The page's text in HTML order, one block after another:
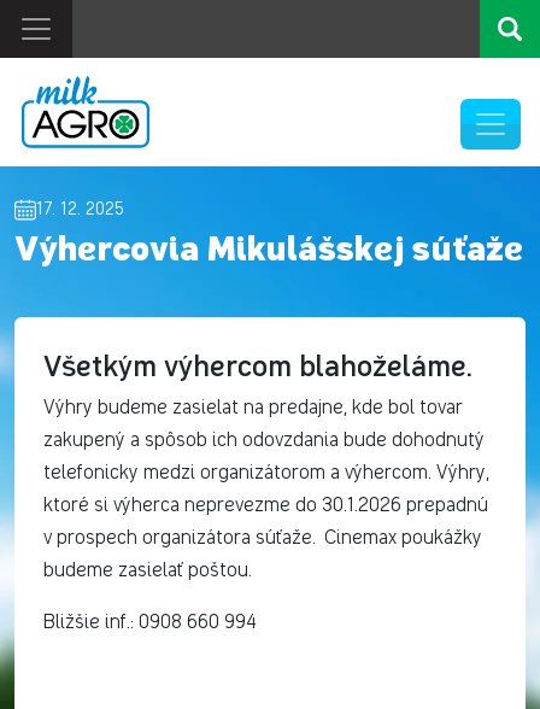
17. 12. 2025
Výhercovia Mikulášskej súťaže
Všetkým výhercom blahoželáme.
Výhry budeme zasielat na predajne, kde bol tovar
zakupený a spôsob ich odovzdania bude dohodnutý
telefonicky medzi organizátorom a výhercom. Výhry,
ktoré si výherca neprevezme do 30.1.2026 prepadnú
v prospech organizátora súťaže. Cinemax poukážky
budeme zasielať poštou.
Bližšie inf.: 0908 660 994